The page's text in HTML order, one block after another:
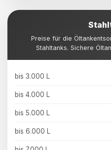
Preise für die
Stahltanks. Sichere
bis 3.000 L
bis 4.000 L
bis 5.000 L
bis 6.000 L